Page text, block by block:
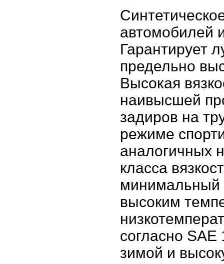
автомобилей
Гарантирует
предельно
Высокая
наивысшей
задиров на
режиме
аналогичных
класса
минимальный
высоким
согласно SAE
зимой и